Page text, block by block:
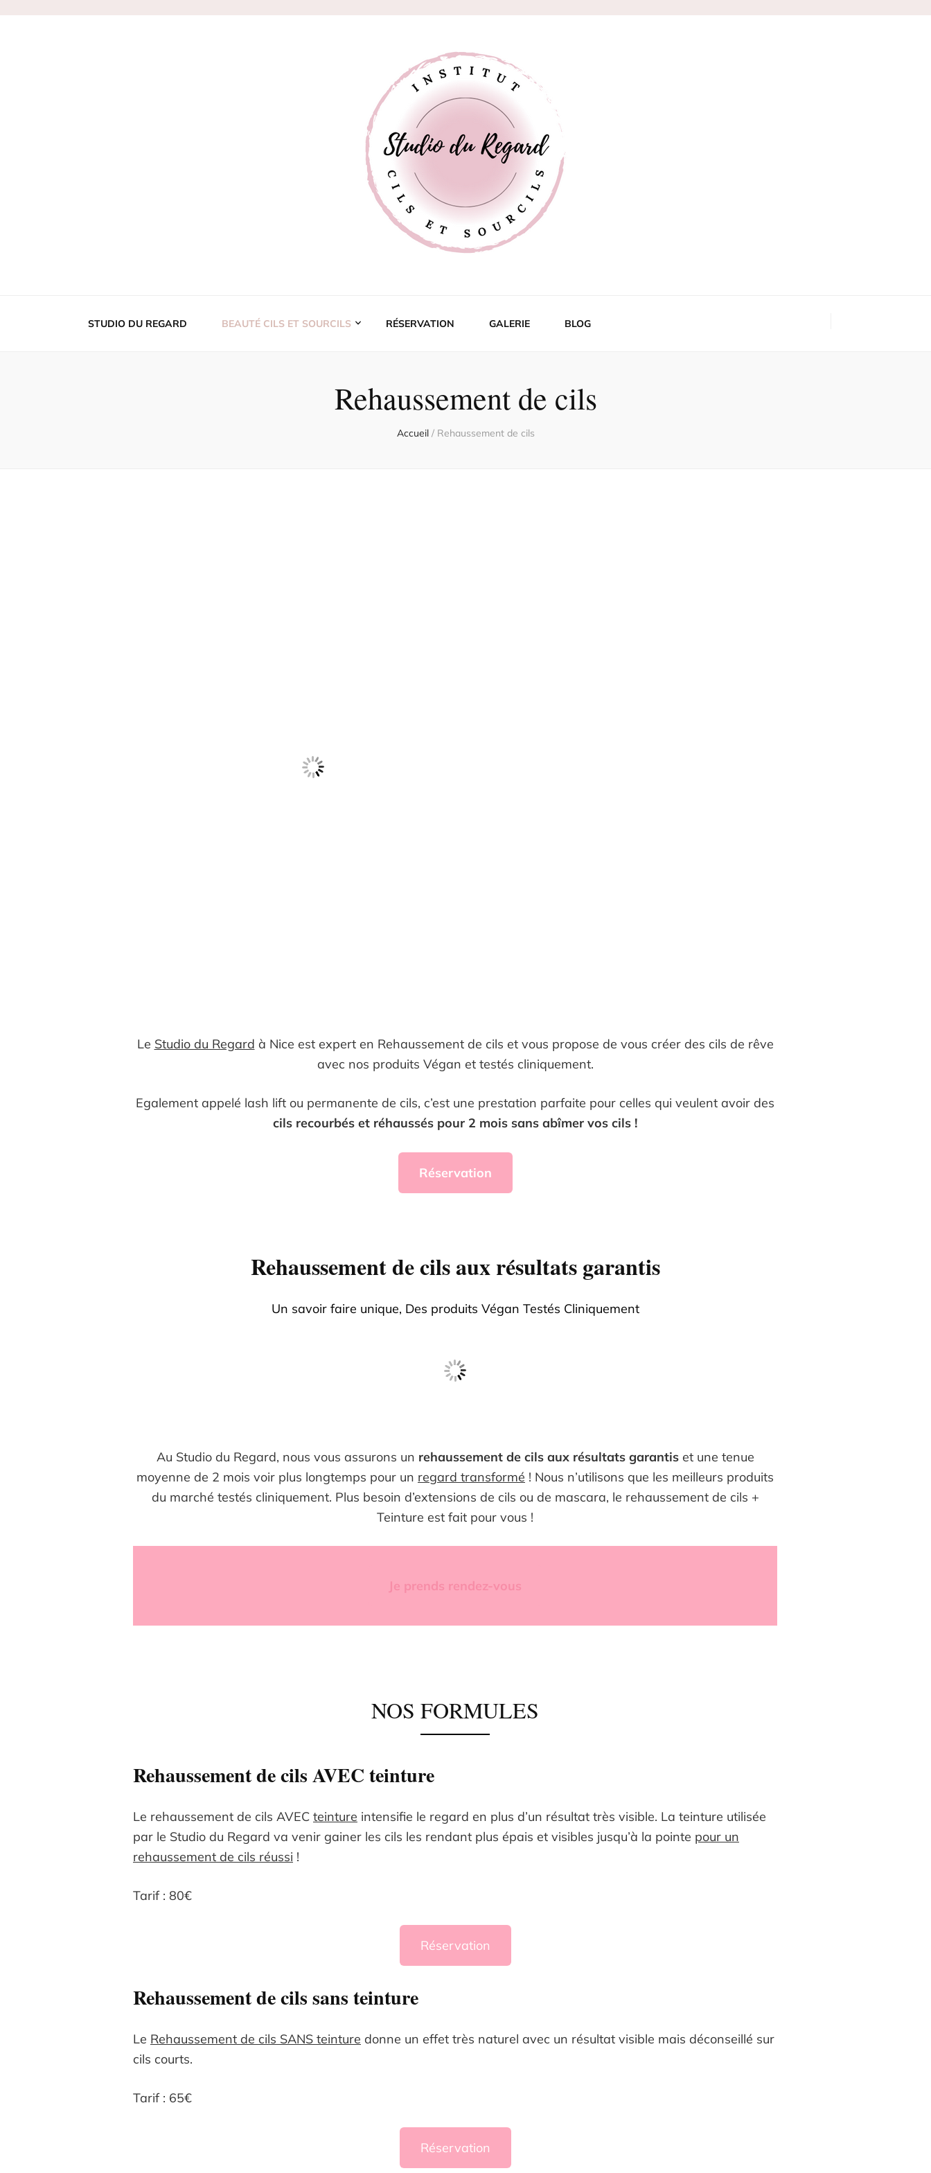
STUDIO DU REGARD BEAUTÉ CILS ET SOURCILS RÉSERVATION GALERIE BLOG
Rehaussement de cils
Accueil / Rehaussement de cils
Le Studio du Regard à Nice est expert en Rehaussement de cils et vous propose de vous créer des cils de rêve
avec nos produits Végan et testés cliniquement.
Egalement appelé lash lift ou permanente de cils, c’est une prestation parfaite pour celles qui veulent avoir des
cils recourbés et réhaussés pour 2 mois sans abîmer vos cils !
Réservation
Rehaussement de cils aux résultats garantis
Un savoir faire unique, Des produits Végan Testés Cliniquement
Au Studio du Regard, nous vous assurons un rehaussement de cils aux résultats garantiset une tenue
moyenne de 2 mois voir plus longtemps pour un regard transformé ! Nous n’utilisons que les meilleurs produits
du marché testés cliniquement. Plus besoin d’extensions de cils ou de mascara, le rehaussement de cils +
Teinture est fait pour vous !
Je prends rendez-vous
NOS FORMULES
Rehaussement de cils AVEC teinture
Le rehaussement de cils AVEC teinture intensifie le regard en plus d’un résultat très visible. La teinture utilisée
par le Studio du Regard va venir gainer les cils les rendant plus épais et visibles jusqu’à la pointe pour un
rehaussement de cils réussi !
Tarif : 80€
Réservation
Rehaussement de cils sans teinture
Le Rehaussement de cils SANS teinture donne un effet très naturel avec un résultat visible mais déconseillé sur
cils courts.
Tarif : 65€
Réservation